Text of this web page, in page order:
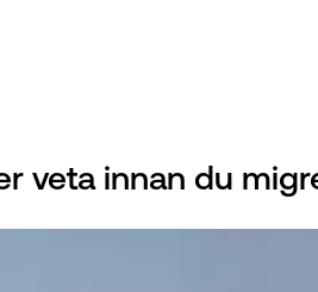
veta innan du